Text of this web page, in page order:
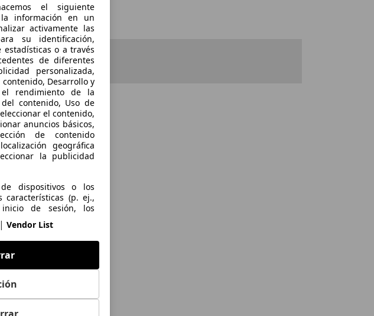
empresa
el siguiente
información en un
activamente las
su identificación,
o a través
de diferentes
personalizada,
Desarrollo y
rendimiento de la
contenido, Uso de
el contenido,
anuncios básicos,
de contenido
geográfica
la publicidad
dispositivos o los
características (p. ej.,
de sesión, los
los
junto con otra
el tipo del navegador,
las tecnologías
o leerse en tu
que se conecte a
para una o varias de
su consentimiento en
| Vendor List